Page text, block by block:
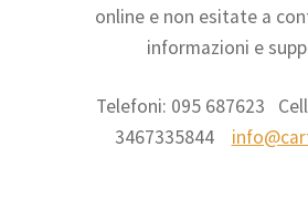
online e non esitate a
informazioni e
Telefoni: 095 687623
3467335844